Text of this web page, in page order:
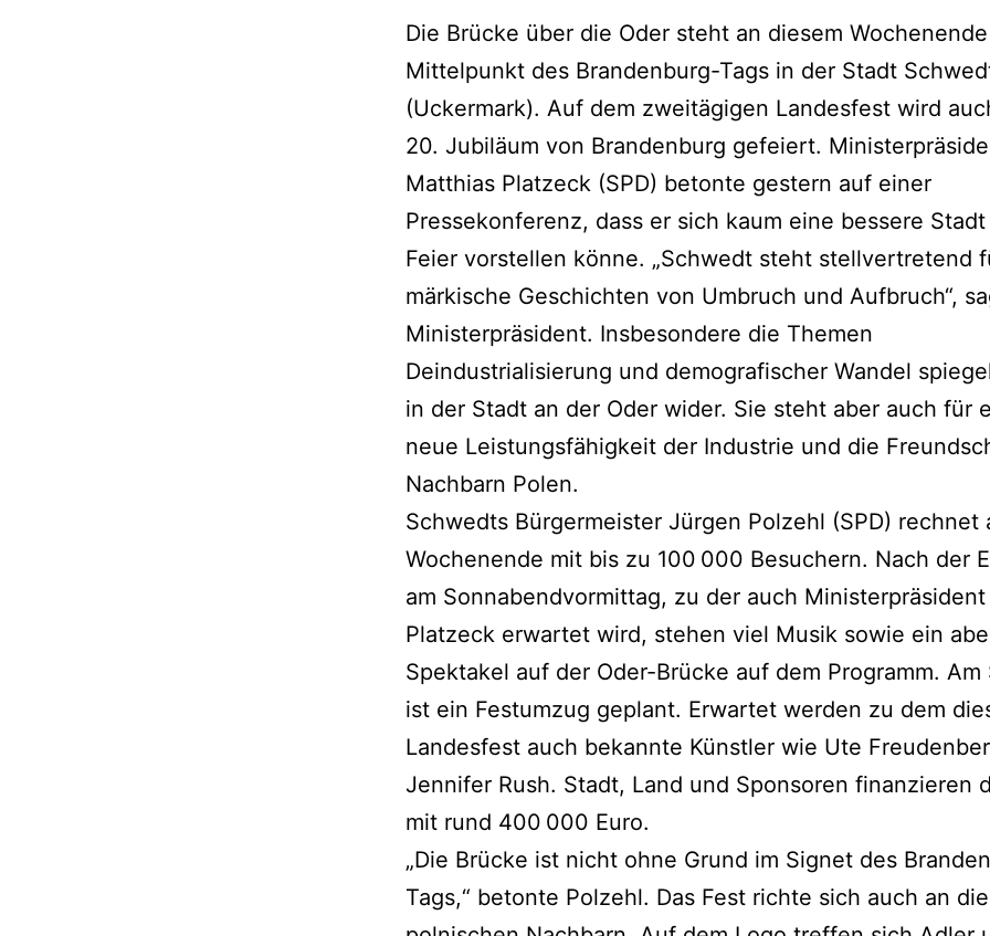
Die Brücke über die Oder steht an diesem
Mittelpunkt des Brandenburg-Tags in der Stadt
(Uckermark). Auf dem zweitägigen Landesfest wird
20. Jubiläum von Brandenburg gefeiert.
Matthias Platzeck (SPD) betonte gestern auf einer
Pressekonferenz, dass er sich kaum eine bessere
Feier vorstellen könne. „Schwedt steht stellvertretend
märkische Geschichten von Umbruch und Aufbruch“,
Ministerpräsident. Insbesondere die Themen
Deindustrialisierung und demografischer Wandel
in der Stadt an der Oder wider. Sie steht aber auch für
neue Leistungsfähigkeit der Industrie und die
Nachbarn Polen.
Schwedts Bürgermeister Jürgen Polzehl (SPD) rechnet
Wochenende mit bis zu 100 000 Besuchern. Nach der
am Sonnabendvormittag, zu der auch Ministerpräsident
Platzeck erwartet wird, stehen viel Musik sowie ein
Spektakel auf der Oder-Brücke auf dem Programm. Am
ist ein Festumzug geplant. Erwartet werden zu dem
Landesfest auch bekannte Künstler wie Ute
Jennifer Rush. Stadt, Land und Sponsoren finanzieren
mit rund 400 000 Euro.
„Die Brücke ist nicht ohne Grund im Signet des
Tags,“ betonte Polzehl. Das Fest richte sich auch an die